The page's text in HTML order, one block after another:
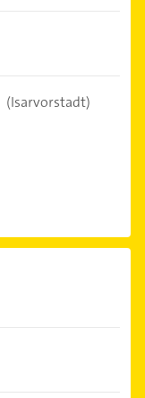
(Isarvorstadt)